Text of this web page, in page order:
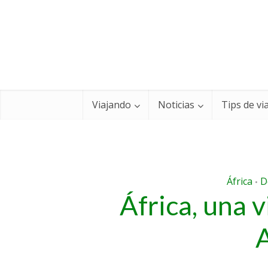
Viajando Noticias Tips de
África •
África, una